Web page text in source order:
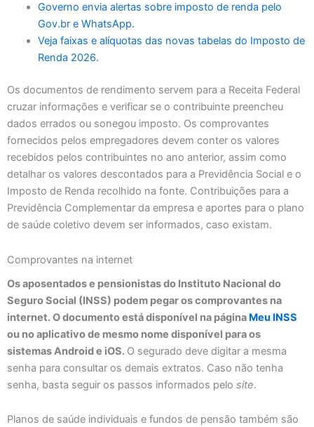
Governo envia alertas sobre imposto de renda pelo
Gov.br e WhatsApp.
Veja faixas e alíquotas das novas tabelas do Imposto de
Renda 2026.
Os documentos de rendimento servem para a Receita Federal
cruzar informações e verificar se o contribuinte preencheu
dados errados ou sonegou imposto. Os comprovantes
fornecidos pelos empregadores devem conter os valores
recebidos pelos contribuintes no ano anterior, assim como
detalhar os valores descontados para a Previdência Social e o
Imposto de Renda recolhido na fonte. Contribuições para a
Previdência Complementar da empresa e aportes para o plano
de saúde coletivo devem ser informados, caso existam.
Comprovantes na internet
Os aposentados e pensionistas do Instituto Nacional do
Seguro Social (INSS) podem pegar os comprovantes na
internet. O documento está disponível na página Meu INSS
ou no aplicativo de mesmo nome disponível para os
sistemas Android e iOS. O segurado deve digitar a mesma
senha para consultar os demais extratos. Caso não tenha
senha, basta seguir os passos informados pelo site.
Planos de saúde individuais e fundos de pensão também são